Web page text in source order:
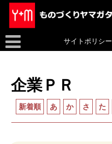
サイトポリシー
企業ＰＲ
新着順 あ か さ た